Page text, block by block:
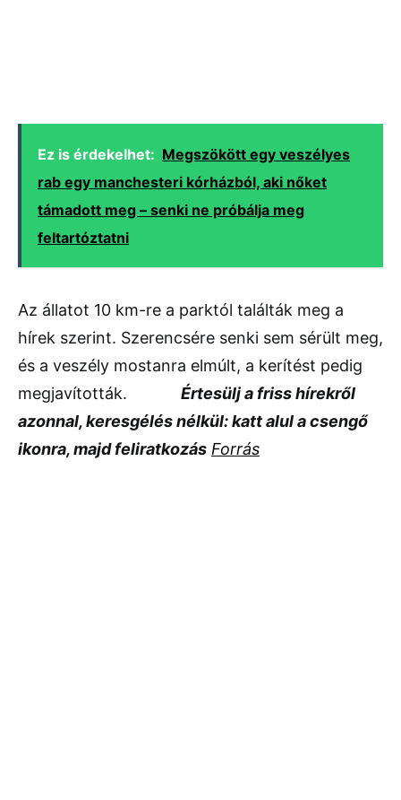
Ez is érdekelhet: Megszökött egy veszélyes
rab egy manchesteri kórházból, aki nőket
támadott meg – senki ne próbálja meg
feltartóztatni
Az állatot 10 km-re a parktól találták meg a
hírek szerint. Szerencsére senki sem sérült meg,
és a veszély mostanra elmúlt, a kerítést pedig
megjavították.
Értesülj a friss hírekről
azonnal, keresgélés nélkül: katt alul a csengő
ikonra, majd feliratkozás Forrás